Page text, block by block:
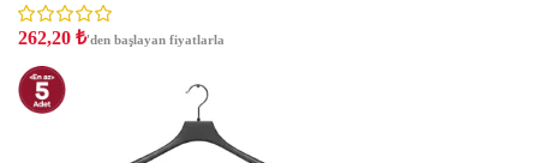
262,20 ₺'den başlayan fiyatlarla